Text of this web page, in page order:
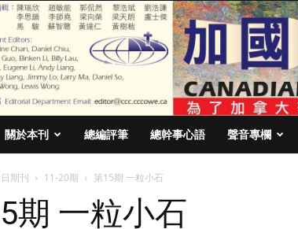
關於本刊 總編評筆 總幹事心語 聲音專欄
期刊 11-20期 第15期 一粒小石
期 一粒小石